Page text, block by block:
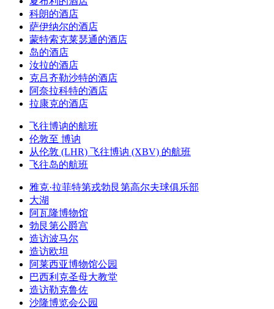
科朗的酒店
萨伊纳尔的酒店
蒙特索克莱瑟通的酒店
岛的酒店
汝拉的酒店
克吕齐勒沙特的酒店
阿奈拉科特的酒店
拉康克的酒店
飞往博讷的航班
伦敦至 博讷
从伦敦 (LHR) 飞往博讷 (XBV) 的航班
飞往岛的航班
雅克·拉菲特第戎勃艮第高尔夫球俱乐部
大湖
阿瓦隆博物馆
勃艮第公爵宫
造访波马尔
造访欧坦
阿莱西亚博物馆公园
巴西利克圣母大教堂
造访勒克鲁佐
沙隆博览会公园